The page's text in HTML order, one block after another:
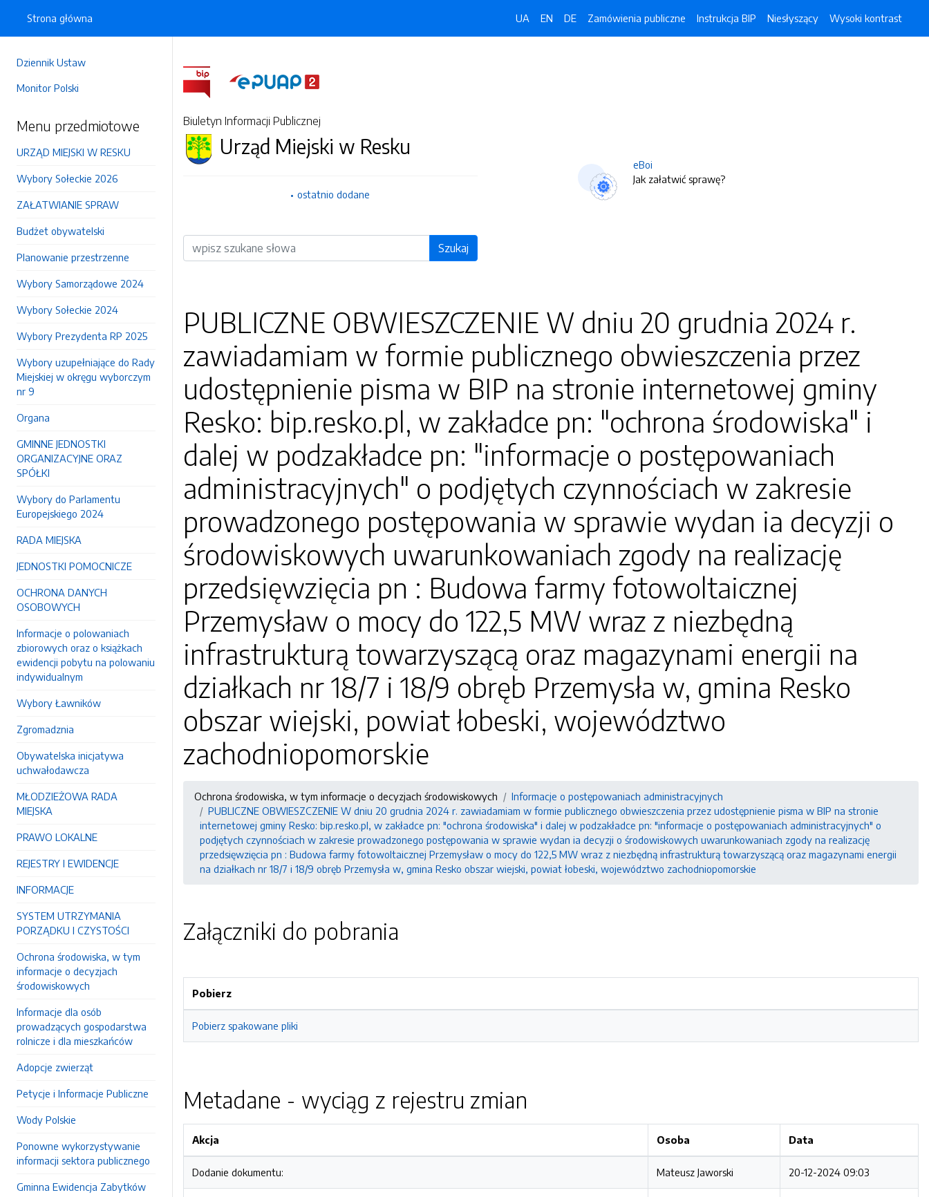
Dziennik Ustaw
Monitor Polski
Menu przedmiotowe
URZĄD MIEJSKI W RESKU
Wybory Sołeckie 2026
ZAŁATWIANIE SPRAW
Budżet obywatelski
Planowanie przestrzenne
Wybory Samorządowe 2024
Wybory Sołeckie 2024
Wybory Prezydenta RP 2025
Wybory uzupełniające do Rady
Miejskiej w okręgu wyborczym
nr 9
Organa
GMINNE JEDNOSTKI
ORGANIZACYJNE ORAZ
SPÓŁKI
Wybory do Parlamentu
Europejskiego 2024
RADA MIEJSKA
JEDNOSTKI POMOCNICZE
OCHRONA DANYCH
OSOBOWYCH
Informacje o polowaniach
zbiorowych oraz o książkach
ewidencji pobytu na polowaniu
indywidualnym
Wybory Ławników
Zgromadznia
Obywatelska inicjatywa
uchwałodawcza
MŁODZIEŻOWA RADA
MIEJSKA
PRAWO LOKALNE
REJESTRY I EWIDENCJE
INFORMACJE
SYSTEM UTRZYMANIA
PORZĄDKU I CZYSTOŚCI
Ochrona środowiska, w tym
informacje o decyzjach
środowiskowych
Informacje dla osób
prowadzących gospodarstwa
rolnicze i dla mieszkańców
Adopcje zwierząt
Petycje i Informacje Publiczne
Wody Polskie
Ponowne wykorzystywanie
informacji sektora publicznego
Gminna Ewidencja Zabytków
Strona główna UA EN DE Zamówienia publiczne Instrukcja BIP Niesłyszący Wysoki kontrast
Biuletyn Informacji Publicznej
Urząd Miejski w Resku
ostatnio dodane
Wyszukiwarka Szukaj
eBoi
Jak załatwić sprawę?
PUBLICZNE OBWIESZCZENIE W dniu 20 grudnia 2024 r.
zawiadamiam w formie publicznego obwieszczenia przez
udostępnienie pisma w BIP na stronie internetowej gminy
Resko: bip.resko.pl, w zakładce pn: "ochrona środowiska" i
dalej w podzakładce pn: "informacje o postępowaniach
administracyjnych" o podjętych czynnościach w zakresie
prowadzonego postępowania w sprawie wydan ia decyzji o
środowiskowych uwarunkowaniach zgody na realizację
przedsięwzięcia pn : Budowa farmy fotowoltaicznej
Przemysław o mocy do 122,5 MW wraz z niezbędną
infrastrukturą towarzyszącą oraz magazynami energii na
działkach nr 18/7 i 18/9 obręb Przemysła w, gmina Resko
obszar wiejski, powiat łobeski, województwo
zachodniopomorskie
Ochrona środowiska, w tym informacje o decyzjach środowiskowych
Informacje o postępowaniach administracyjnych
PUBLICZNE OBWIESZCZENIE W dniu 20 grudnia 2024 r. zawiadamiam w formie publicznego obwieszczenia przez udostępnienie pisma w BIP na stronie
internetowej gminy Resko: bip.resko.pl, w zakładce pn: "ochrona środowiska" i dalej w podzakładce pn: "informacje o postępowaniach administracyjnych" o
podjętych czynnościach w zakresie prowadzonego postępowania w sprawie wydan ia decyzji o środowiskowych uwarunkowaniach zgody na realizację
przedsięwzięcia pn : Budowa farmy fotowoltaicznej Przemysław o mocy do 122,5 MW wraz z niezbędną infrastrukturą towarzyszącą oraz magazynami energii
na działkach nr 18/7 i 18/9 obręb Przemysła w, gmina Resko obszar wiejski, powiat łobeski, województwo zachodniopomorskie
Załączniki do pobrania
Pobierz
Pobierz spakowane pliki
Metadane - wyciąg z rejestru zmian
Akcja Osoba Data
Dodanie dokumentu: Mateusz Jaworski 20-12-2024 09:03